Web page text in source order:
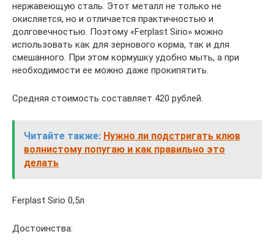
нержавеющую сталь. Этот металл не только не
окисляется, но и отличается практичностью и
долговечностью. Поэтому «Ferplast Sirio» можно
использовать как для зернового корма, так и для
смешанного. При этом кормушку удобно мыть, а при
необходимости ее можно даже прокипятить.
Средняя стоимость составляет 420 рублей.
Читайте также: Нужно ли подстригать клюв
волнистому попугаю и как правильно это
делать
Ferplast Sirio 0,5л
Достоинства: